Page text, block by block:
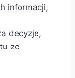
informacji,
decyzje,
ze